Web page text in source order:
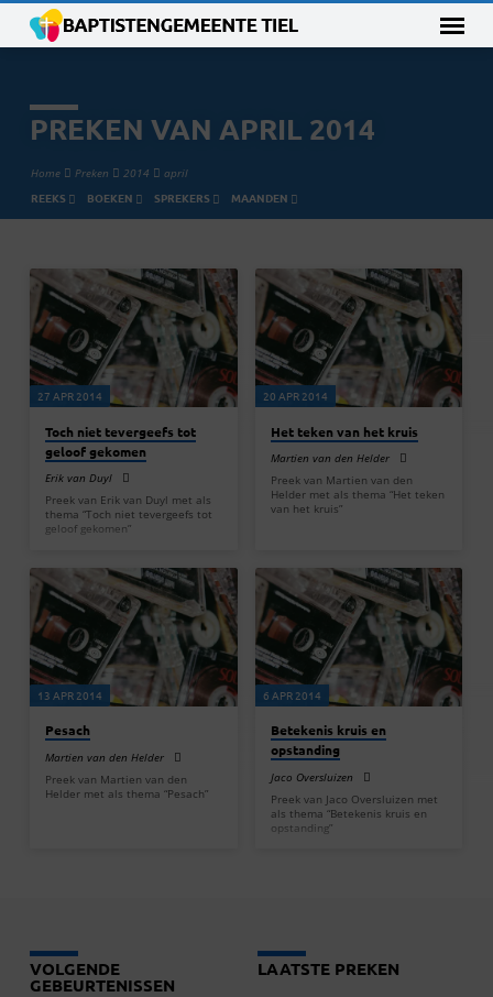
PREKEN VAN APRIL 2014
Home Preken 2014 april
REEKS BOEKEN SPREKERS MAANDEN
PREKEN
VAN
APRIL
2014
27 APR 2014
Toch niet tevergeefs tot
geloof gekomen
Erik van Duyl
Preek van Erik van Duyl met als
thema “Toch niet tevergeefs tot
geloof gekomen”
20 APR 2014
Het teken van het kruis
Martien van den Helder
Preek van Martien van den
Helder met als thema “Het teken
van het kruis”
13 APR 2014
Pesach
Martien van den Helder
Preek van Martien van den
Helder met als thema “Pesach”
6 APR 2014
Betekenis kruis en
opstanding
Jaco Oversluizen
Preek van Jaco Oversluizen met
als thema “Betekenis kruis en
opstanding”
VOLGENDE
GEBEURTENISSEN
LAATSTE PREKEN